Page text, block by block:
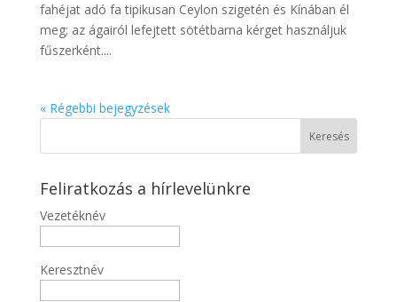
fahéjat adó fa tipikusan Ceylon szigetén és Kínában él
meg; az ágairól lefejtett sötétbarna kérget használjuk
fűszerként....
« Régebbi bejegyzések
Feliratkozás a hírlevelünkre
Vezetéknév
Keresztnév